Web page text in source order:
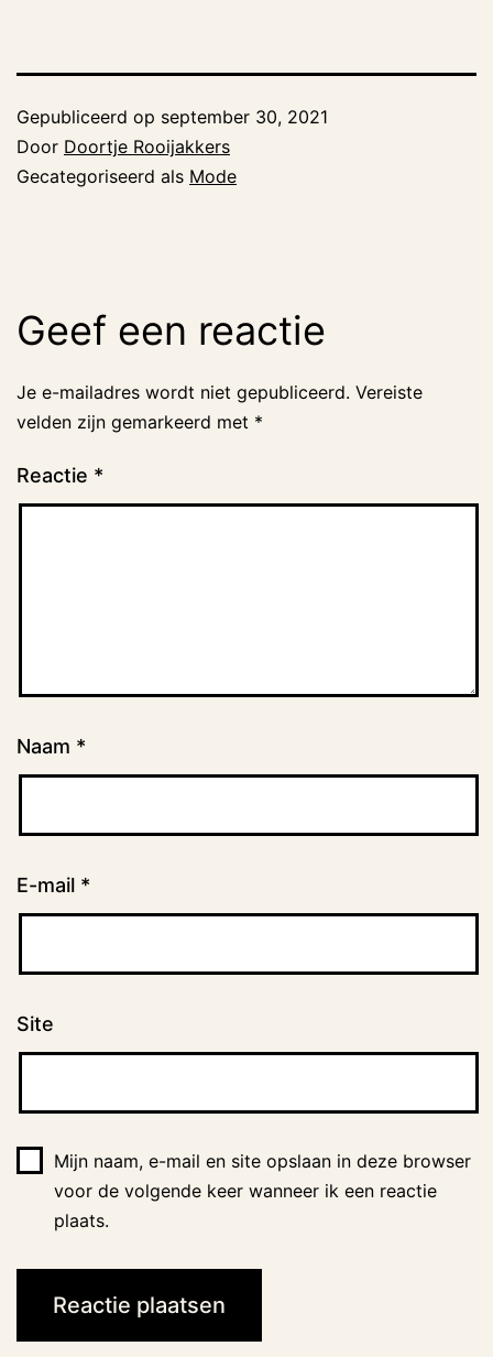
Gepubliceerd op september 30, 2021
Door Doortje Rooijakkers
Gecategoriseerd als Mode
Geef een reactie
Je e-mailadres wordt niet gepubliceerd. Vereiste
velden zijn gemarkeerd met *
Reactie *
Naam *
E-mail *
Site
Mijn naam, e-mail en site opslaan in deze browser
voor de volgende keer wanneer ik een reactie
plaats.